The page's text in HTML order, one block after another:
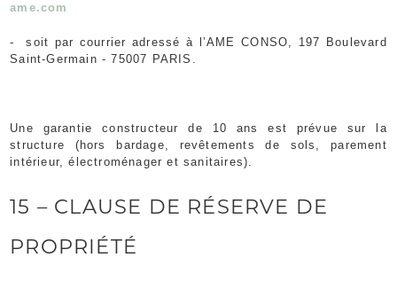
ame.com
- soit par courrier adressé à l’AME CONSO, 197 Boulevard
Saint-Germain - 75007 PARIS.
Une garantie constructeur de 10 ans est prévue sur la
structure (hors bardage, revêtements de sols, parement
intérieur, électroménager et sanitaires).
15 – CLAUSE DE RÉSERVE DE
PROPRIÉTÉ